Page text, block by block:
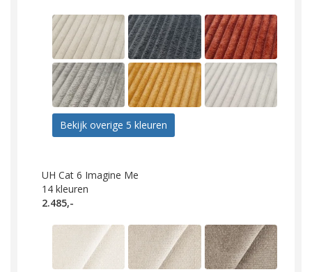
Bekijk overige 5 kleuren
UH Cat 6 Imagine Me
14 kleuren
2.485,-